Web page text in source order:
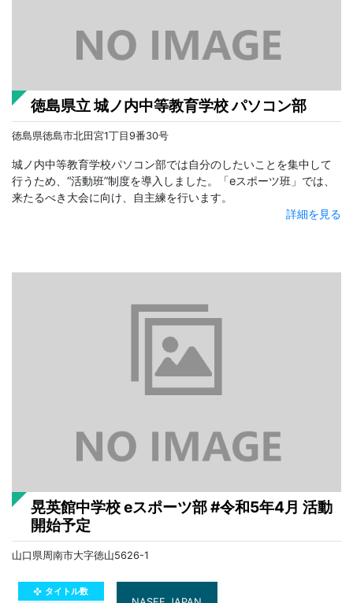
徳島県立 城ノ内中等教育学校 パソコン部
徳島県徳島市北田宮1丁目9番30号
城ノ内中等教育学校パソコン部では自分のしたいことを集中して
行うため、“活動班”制度を導入しました。「eスポーツ班」では、
来たるべき大会に向け、自主練を行います。
詳細を見る
晃英館中学校 eスポーツ部 #令和5年4月 活動
開始予定
山口県周南市大字徳山5626-1
gamepad タイトル数